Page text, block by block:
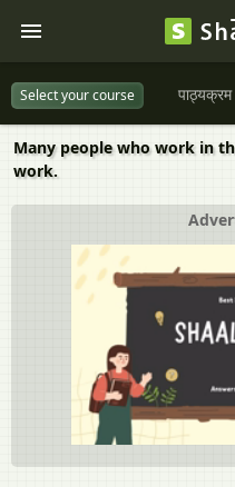
Select your course पाठ्यक्रम
Many people who work in
work.